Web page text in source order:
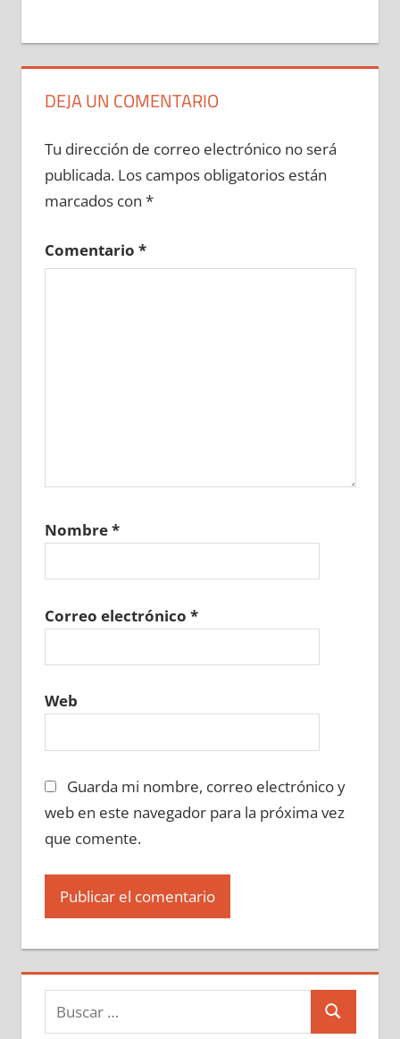
DEJA UN COMENTARIO
Tu dirección de correo electrónico no será
publicada. Los campos obligatorios están
marcados con *
Comentario *
Nombre*
Correo electrónico *
Web
Guarda mi nombre, correo electrónico y
web en este navegador para la próxima vez
que comente.
Buscar